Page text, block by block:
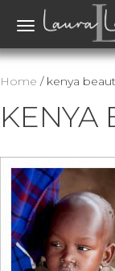
Toggle
Home / kenya
KENYA